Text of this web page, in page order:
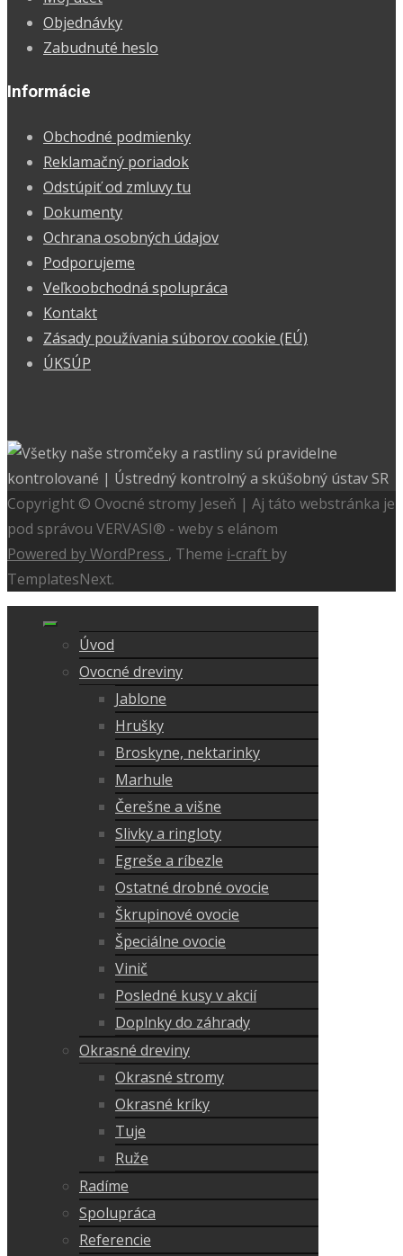
Objednávky
Zabudnuté heslo
Informácie
Obchodné podmienky
Reklamačný poriadok
Odstúpiť od zmluvy tu
Dokumenty
Ochrana osobných údajov
Podporujeme
Veľkoobchodná spolupráca
Kontakt
Zásady používania súborov cookie (EÚ)
ÚKSÚP
Copyright © Ovocné stromy Jeseň | Aj táto webstránka je
pod správou VERVASI® - weby s elánom
Powered by WordPress , Theme i-craft by
TemplatesNext.
Úvod
Ovocné dreviny
Jablone
Hrušky
Broskyne, nektarinky
Marhule
Čerešne a višne
Slivky a ringloty
Egreše a ríbezle
Ostatné drobné ovocie
Škrupinové ovocie
Špeciálne ovocie
Vinič
Posledné kusy v akcií
Doplnky do záhrady
Okrasné dreviny
Okrasné stromy
Okrasné kríky
Tuje
Ruže
Radíme
Spolupráca
Referencie